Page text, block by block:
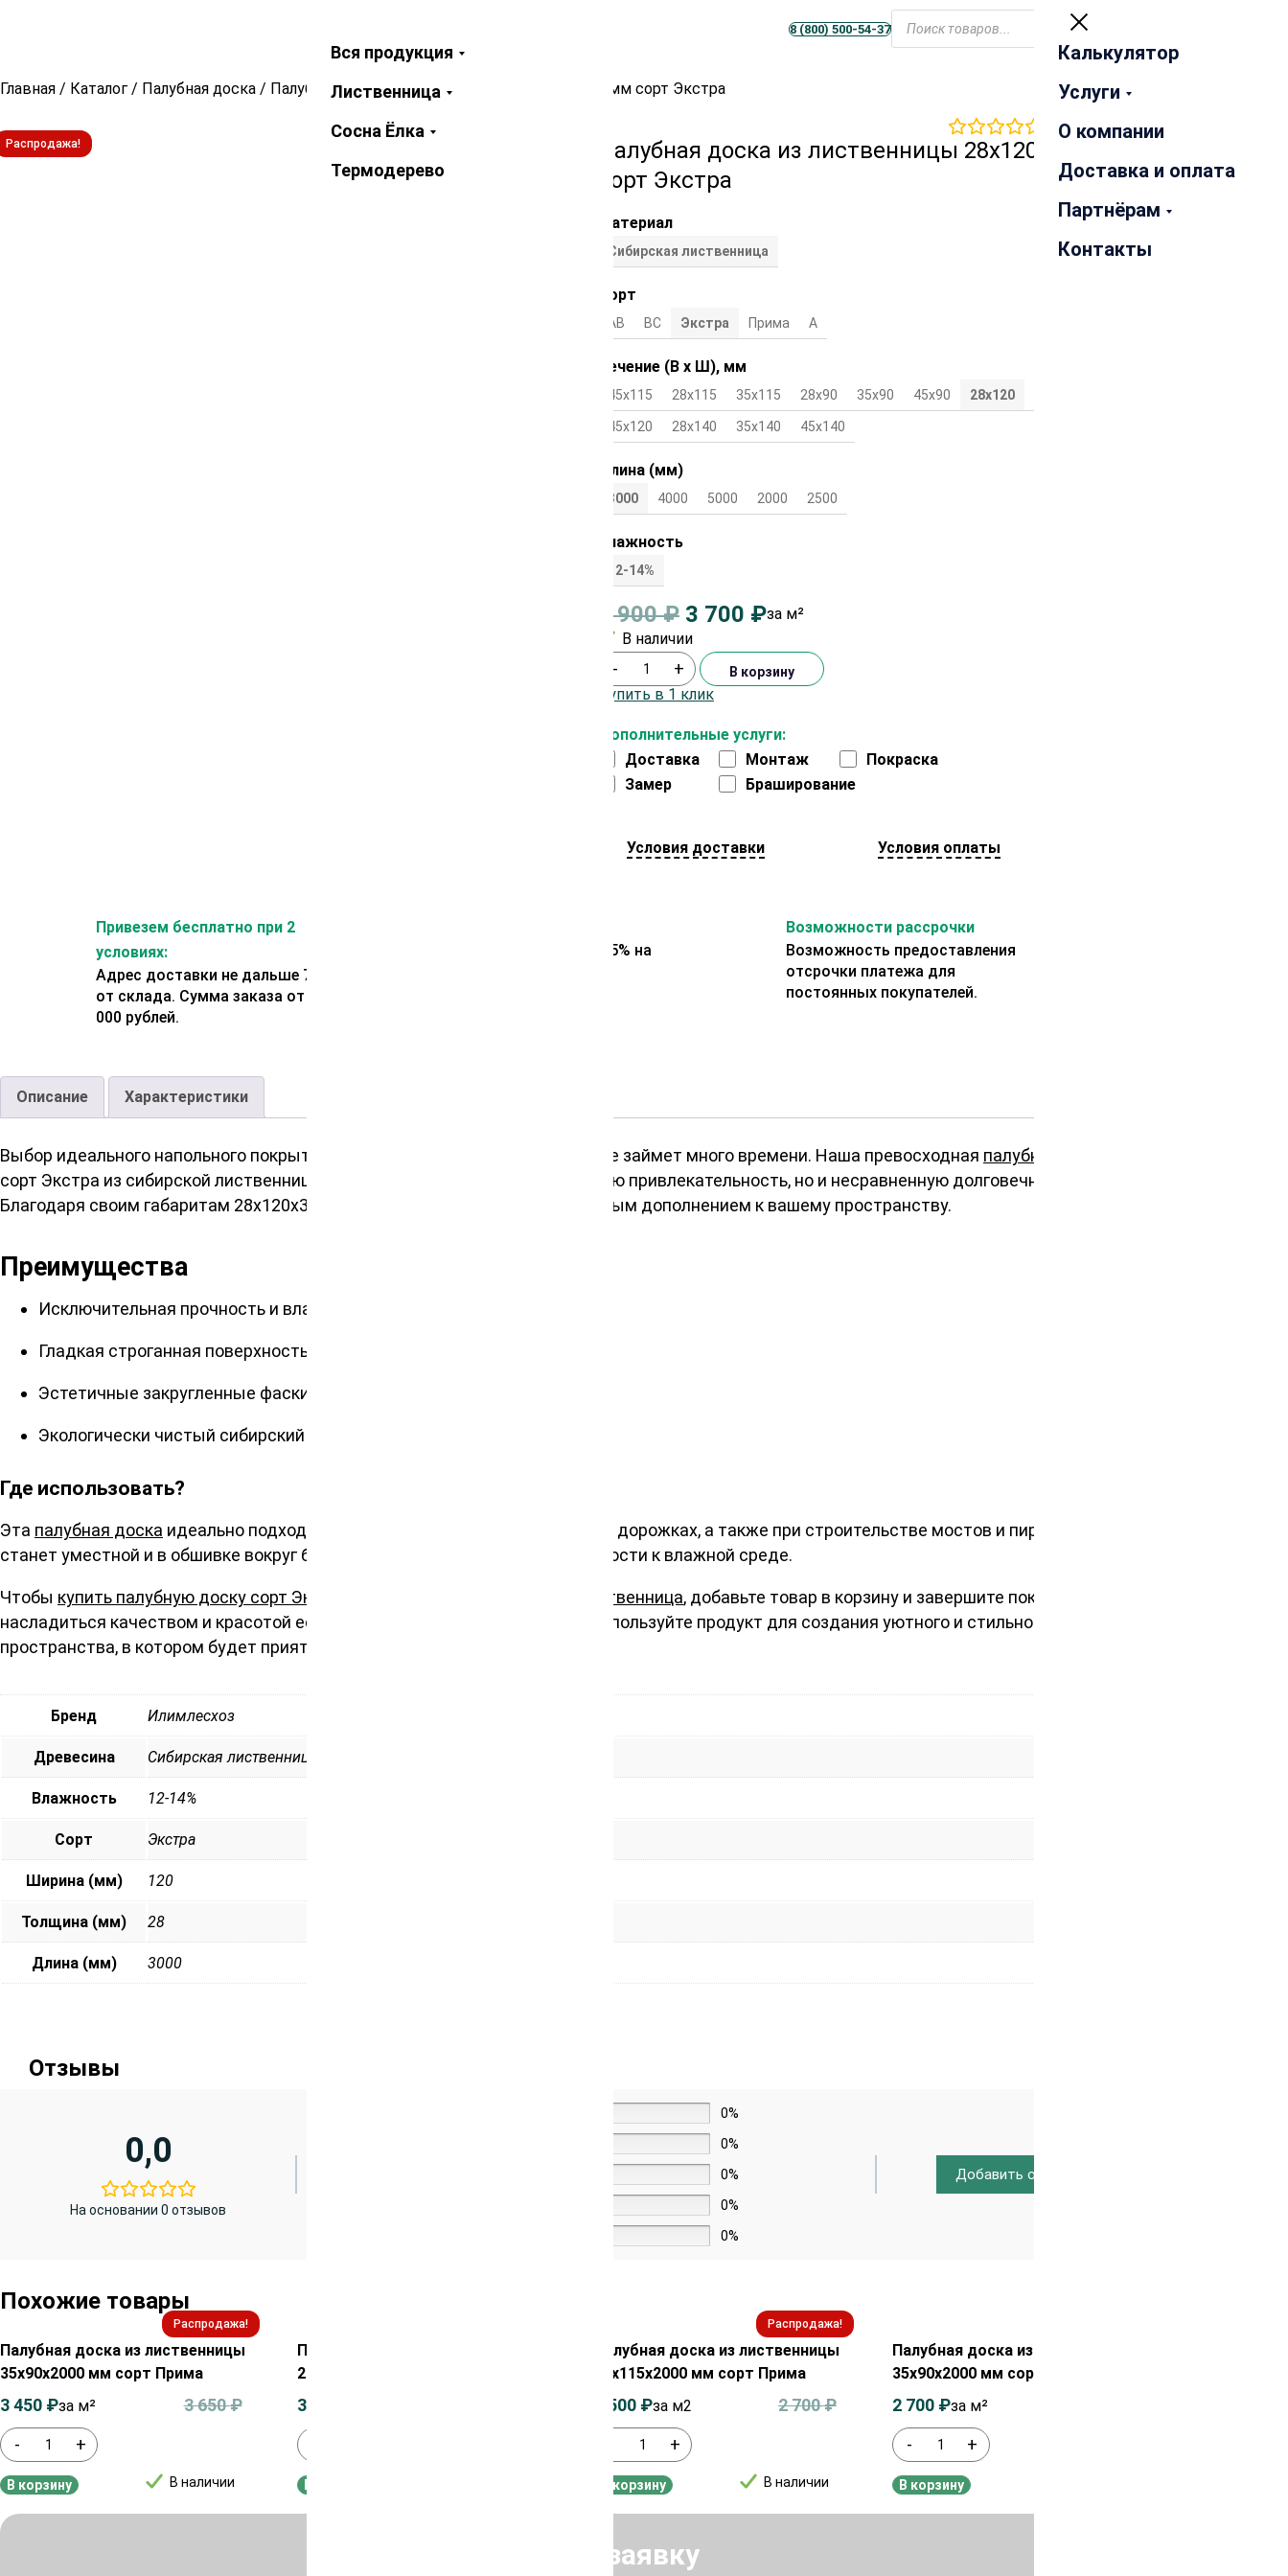
Телеграм
MAX8 (800) 500-54-37
Закрыть
Калькулятор
Услуги
О компании
Доставка и оплата
Партнёрам
Контакты
Закрыть
Вся продукция
Лиственница
Сосна Ёлка
Термодерево
Главная / Каталог / Палубная доска / Палубная доска из лиственницы 28х120х3000 мм сорт Экстра
отзывов
Распродажа!
Палубная доска из лиственницы 28х120х3000 мм
сорт Экстра
Материал
Сибирская лиственница
Сорт
АВ ВС Экстра Прима А
Сечение (В х Ш), мм
45х115 28х115 35х115 28х90 35х90 45х90 28х120
45х120 28х140 35х140 45х140
Длина (мм)
3000 4000 5000 2000 2500
Влажность
12-14%
3 900₽ 3 700 ₽за м²
В наличии
Дополнительные услуги:
Доставка
Монтаж
Покраска
Замер
Браширование
- + В корзину
Купить в 1 клик
Условия доставки Условия оплаты
Привезем бесплатно при 2
условиях:
Адрес доставки не дальше 70 км
от склада. Сумма заказа от 200
000 рублей.
Представляем скидку 5% на
Возможности рассрочки
Возможность предоставления
отсрочки платежа для
постоянных покупателей.
Описание Характеристики
Выбор идеального напольного покрытия для открытых площадок теперь не займет много времени. Наша превосходная палубная доска
сорт Экстра из сибирской лиственницы предлагает не только эстетическую привлекательность, но и несравненную долговечность.
Благодаря своим габаритам 28х120х3000мм, этот продукт станет роскошным дополнением к вашему пространству.
Преимущества
Исключительная прочность и влагостойкость
Гладкая строганная поверхность, устойчивая к истиранию
Эстетичные закругленные фаски на всех кромках
Экологически чистый сибирский материал
Где использовать?
Эта палубная доска идеально подходит для укладки на верандах, садовых дорожках, а также при строительстве мостов и пирсов. Она
станет уместной и в обшивке вокруг бассейнов, благодаря своей устойчивости к влажной среде.
Чтобы купить палубную доску сорт Экстра 28х120х3000мм, сибирская лиственница, добавьте товар в корзину и завершите покупку, чтобы
насладиться качеством и красотой естественного дерева у себя дома. Используйте продукт для создания уютного и стильного
пространства, в котором будет приятно проводить время в любую погоду.
Бренд Илимлесхоз
Древесина Сибирская лиственница
Влажность 12-14%
Сорт Экстра
Ширина (мм) 120
Толщина (мм) 28
Длина (мм) 3000
Отзывы
0,0
На основании 0 отзывов
0%
0%
0%
0%
0%
Добавить отзыв
Похожие товары
Распродажа!
Палубная доска из лиственницы
35х90х2000 мм сорт Прима
- +
В наличии
3 650₽
3 450 ₽за м²
В корзину
Палубная доска из лиственницы
28х90х2000 мм сорт Экстра
3 700
Распродажа!
Палубная доска из лиственницы
28х115х2000 мм сорт Прима
+
В наличии
2 700₽
2 500 ₽за м2
В корзину
Палубная доска из лиственницы
35х90х2000 мм сорт АВ
- +
2 700 ₽за м²
В корзину
Отправить заявку